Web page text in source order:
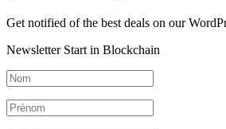
Get notified of the best deals on our
Newsletter Start in Blockchain